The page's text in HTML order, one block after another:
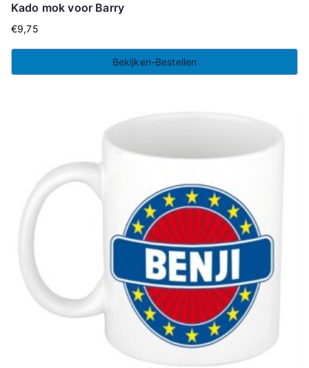
Kado mok voor Barry
€9,75
Bekijken-Bestellen